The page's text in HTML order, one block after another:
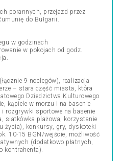
porannych, przejazd przez
do Bułgarii.
w godzinach
w pokojach od godz.
9 noclegów), realizacja
– stara część miasta, która
Dziedzictwa Kulturowego
kąpiele w morzu i na basenie
rozgrywki sportowe na basenie
siatkówka plażowa, korzystanie
życia), konkursy, gry, dyskoteki
10-15 BGN/wejście, możliwość
(dodatkowo płatnych,
kontrahenta).